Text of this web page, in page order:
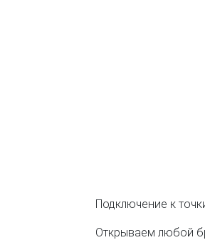
Подключение к
Открываем любой